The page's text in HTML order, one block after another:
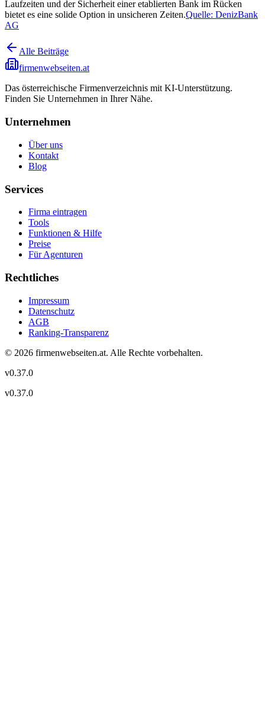
Laufzeiten und der Sicherheit einer etablierten Bank im Rücken
bietet es eine solide Option in unsicheren Zeiten.Quelle: DenizBank
AG
Alle Beiträge
firmenwebseiten.at
Das österreichische Firmenverzeichnis mit KI-Unterstützung.
Finden Sie Unternehmen in Ihrer Nähe.
Unternehmen
Über uns
Kontakt
Blog
Services
Firma eintragen
Tools
Funktionen & Hilfe
Preise
Für Agenturen
Rechtliches
Impressum
Datenschutz
AGB
Ranking-Transparenz
© 2026 firmenwebseiten.at. Alle Rechte vorbehalten.
v0.37.0
v0.37.0